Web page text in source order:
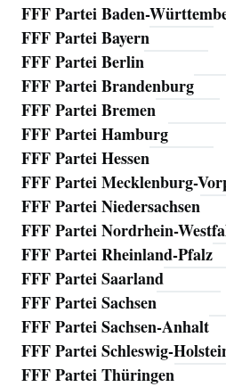
FFF Partei Baden-
FFF Partei Bayern
FFF Partei Berlin
FFF Partei Brandenburg
FFF Partei Bremen
FFF Partei Hamburg
FFF Partei Hessen
FFF Partei Mecklenburg-
FFF Partei Niedersachsen
FFF Partei Nordrhein-
FFF Partei Rheinland-Pfalz
FFF Partei Saarland
FFF Partei Sachsen
FFF Partei Sachsen-Anhalt
FFF Partei Schleswig-
FFF Partei Thüringen